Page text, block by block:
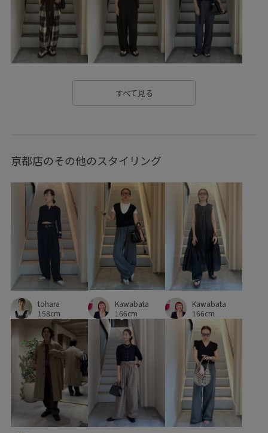
ナチュラル ピーチ フィットネス
フィット感 ブラウス ベルト ベーシック
ポリエステル ポーチ メッシュ メッシュ素材
ワイドパンツ
落ち着いた色 超長綿 通気性
すべて見る
京都店のその他のスタイリング
tohara
158cm
Kawabata
166cm
Kawabata
166cm